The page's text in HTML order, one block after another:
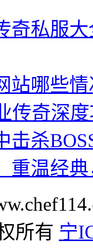
奇私服
站哪些
传奇深
击杀
重温经
所有 宁